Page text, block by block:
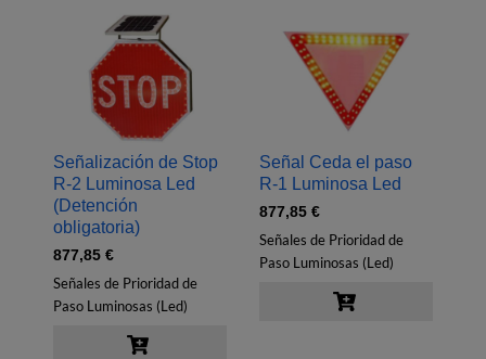
Señalización de Stop
R‐2 Luminosa Led
(Detención
obligatoria)
877,85 €
Señales de Prioridad de
Paso Luminosas (Led)
Señal Ceda el paso
R‐1 Luminosa Led
877,85 €
Señales de Prioridad de
Paso Luminosas (Led)